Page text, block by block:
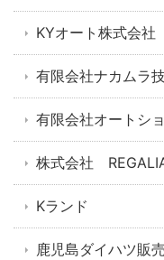
KYオート株式会社
有限会社ナカムラ
有限会社オートシ
株式会社
Kランド
鹿児島ダイハツ販